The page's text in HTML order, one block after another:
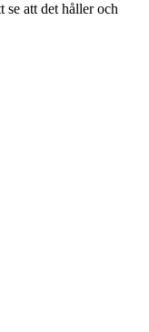
se att det håller och